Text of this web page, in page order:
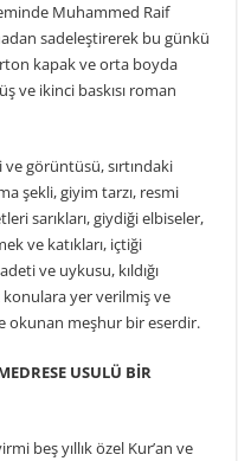
Muhammed Raif
sadeleştirerek bu günkü
kapak ve orta boyda
ve ikinci baskısı roman
ve görüntüsü, sırtındaki
şekli, giyim tarzı, resmi
sarıkları, giydiği elbiseler,
ve katıkları, içtiği
ve uykusu, kıldığı
konulara yer verilmiş ve
okunan meşhur bir eserdir.
USULÜ BİR
beş yıllık özel Kur’an ve